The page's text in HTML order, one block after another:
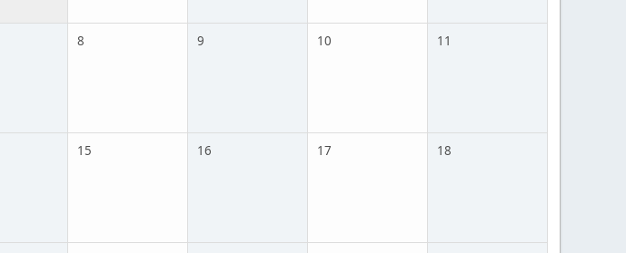
8 9 10 11
15 16 17 18